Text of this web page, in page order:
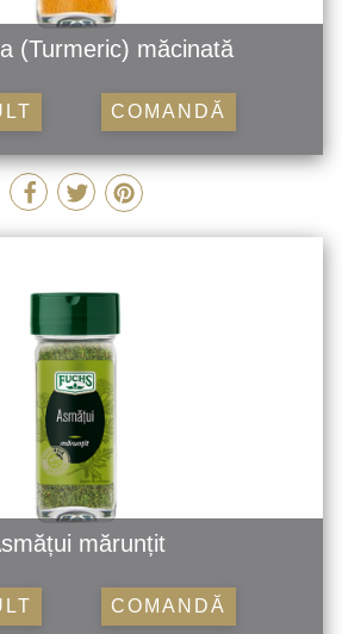
(Turmeric) măcinată
COMANDĂ
mărunțit
COMANDĂ